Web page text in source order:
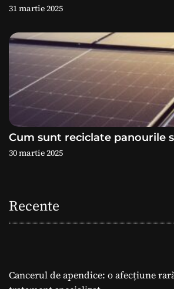
31 martie 2025
Cum sunt reciclate panourile
30 martie 2025
Recente
Cancerul de apendice: o afecțiune